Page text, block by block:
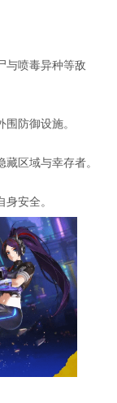
与喷毒异种等敌
防御设施。
区域与幸存者。
安全。